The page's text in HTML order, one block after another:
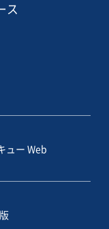
ス
ュー Web